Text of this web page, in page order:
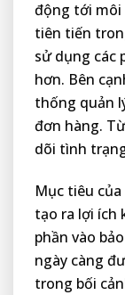
động tới môi
tiên tiến
sử dụng các
hơn. Bên
thống quản
đơn hàng.
dõi tình
Mục tiêu
tạo ra lợi ích
phần vào
ngày càng
trong bối